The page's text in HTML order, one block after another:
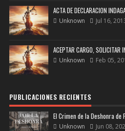
ACTA DE DECLARACION
Unknown Jul 16,
ACEPTAR CARGO, SOLICITAR
Unknown Feb 05,
PUBLICACIONES RECIENTES
El Crimen de la Deshonra
Unknown Jun 08,